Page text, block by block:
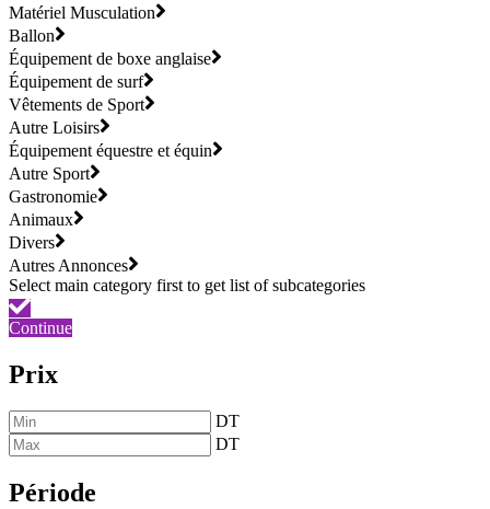
Matériel Musculation
Ballon
Équipement de boxe anglaise
Équipement de surf
Vêtements de Sport
Autre Loisirs
Équipement équestre et équin
Autre Sport
Gastronomie
Animaux
Divers
Autres Annonces
Continue
Prix
DT
DT
Période